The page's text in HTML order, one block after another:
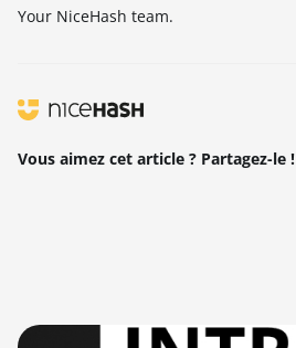
Your NiceHash team.
Vous aimez cet article ? Partagez-le !